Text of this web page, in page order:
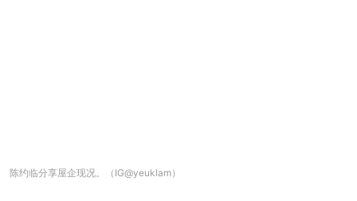
陈约临分享屋企现况。（IG@yeuklam）